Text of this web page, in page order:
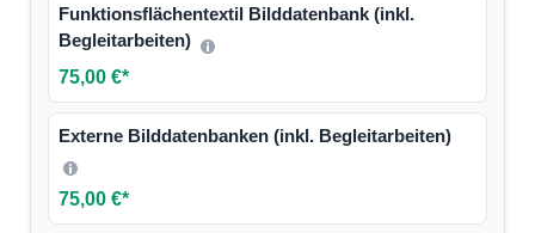
Funktionsflächentextil Bilddatenbank (inkl.
Begleitarbeiten)
75,00 €*
Externe Bilddatenbanken (inkl. Begleitarbeiten)
75,00 €*